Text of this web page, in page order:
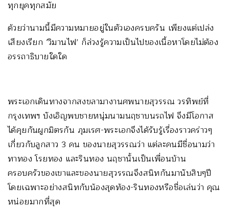
ทุกยุคทุกสมัย
ด้วยว่านามนี้มีความหมายอยู่ในตัวเองครบครัน เพียงแต่เปล่ง
เสียงเรียก ‘วิมานไฟ’ ก็ล่วงรู้ความเป็นไปของเนื้อหาโดยไม่ต้อง
อรรถาธิบายใดใด
พระเอกเดินทางจากสงขลามางานศพนายสุวรรณ วรทิพย์ที่
กรุงเทพฯ บังเอิญพบชายหนุ่มนามนฤชาบนรถไฟ จึงมีโอกาส
ได้คุยกันผูกมิตรกัน ภุมเรศ-พระเอกจึงได้รับรู้เรื่องราวคร่าวๆ
เกี่ยวกับลูกสาว 3 คน ของนายสุวรรณว่า แต่ละคนมีชื่อนามว่า
ทาทอง โรยทอง และรินทอง นฤชานั้นเป็นเพื่อนบ้าน
ครอบครัวของเขาและของนายสุวรรณจึงสนิทกันมานับสิบๆปี
โดยเฉพาะอย่างสนิทกับน้องสุดท้อง-รินทองหรือชื่อเล่นว่า คุณ
หน่อยมากที่สุด